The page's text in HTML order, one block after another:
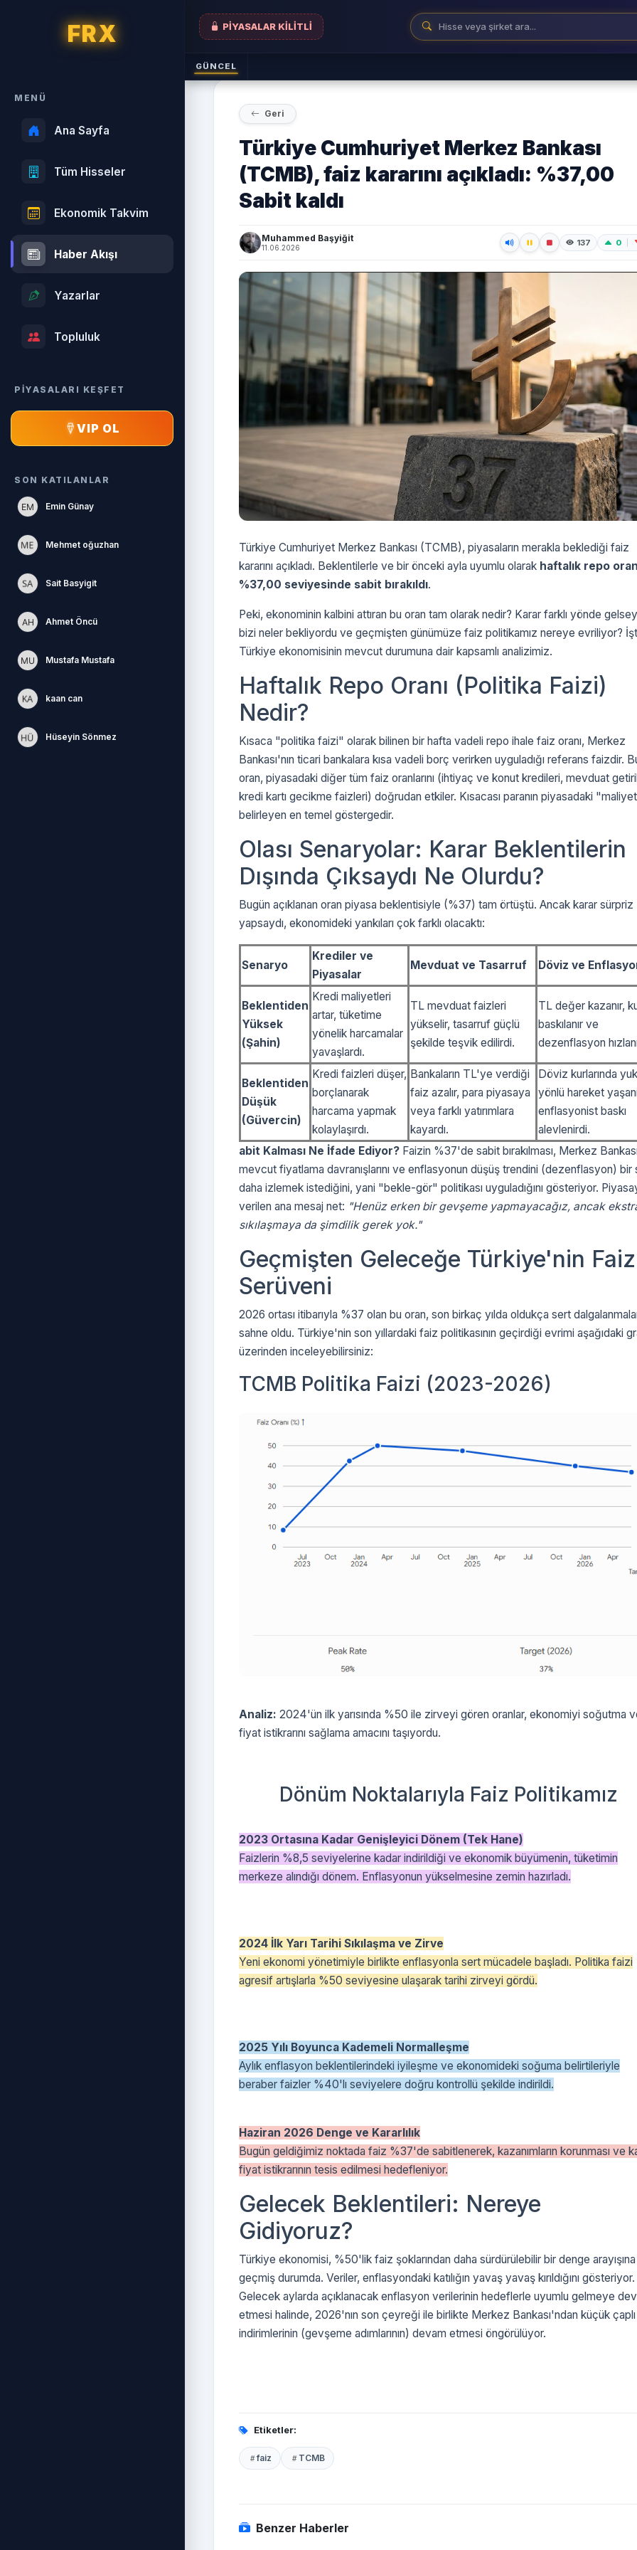
PİYASALAR KİLİTLİ
GÜNCEL
FRX
MENÜ
Ana Sayfa
Tüm Hisseler
Ekonomik Takvim
Haber Akışı
Yazarlar
Topluluk
PİYASALARI KEŞFET
VIP OL
SON KATILANLAR
Emin Günay
Mehmet oğuzhan
Sait Basyigit
Ahmet Öncü
Mustafa Mustafa
kaan can
Hüseyin Sönmez
Geri
Türkiye Cumhuriyet Merkez Bankası
(TCMB), faiz kararını açıkladı: %37,00
Sabit kaldı
Muhammed Başyiğit
11.06.2026 137 0
Türkiye Cumhuriyet Merkez Bankası (TCMB), piyasaların merakla beklediği faiz
kararını açıkladı. Beklentilerle ve bir önceki ayla uyumlu olarak haftalık repo
%37,00 seviyesinde sabit bırakıldı.
Peki, ekonominin kalbini attıran bu oran tam olarak nedir? Karar farklı yönde
bizi neler bekliyordu ve geçmişten günümüze faiz politikamız nereye evriliyor?
Türkiye ekonomisinin mevcut durumuna dair kapsamlı analizimiz.
Haftalık Repo Oranı (Politika Faizi)
Nedir?
Kısaca "politika faizi" olarak bilinen bir hafta vadeli repo ihale faiz oranı, Merkez
Bankası'nın ticari bankalara kısa vadeli borç verirken uyguladığı referans faizdir.
oran, piyasadaki diğer tüm faiz oranlarını (ihtiyaç ve konut kredileri, mevduat
kredi kartı gecikme faizleri) doğrudan etkiler. Kısacası paranın piyasadaki
belirleyen en temel göstergedir.
Olası Senaryolar: Karar Beklentilerin
Dışında Çıksaydı Ne Olurdu?
Bugün açıklanan oran piyasa beklentisiyle (%37) tam örtüştü. Ancak karar sürpriz
yapsaydı, ekonomideki yankıları çok farklı olacaktı:
Senaryo
Krediler ve
Piyasalar
Mevduat ve Tasarruf Döviz ve
Beklentiden
Yüksek
(Şahin)
Kredi maliyetleri
artar, tüketime
yönelik harcamalar
yavaşlardı.
TL mevduat faizleri
yükselir, tasarruf güçlü
şekilde teşvik edilirdi.
TL değer kazanır,
baskılanır ve
dezenflasyon
Beklentiden
Düşük
(Güvercin)
Kredi faizleri düşer,
borçlanarak
harcama yapmak
kolaylaşırdı.
Bankaların TL'ye verdiği
faiz azalır, para piyasaya
veya farklı yatırımlara
kayardı.
Döviz kurlarında
yönlü hareket
enflasyonist baskı
alevlenirdi.
abit Kalması Ne İfade Ediyor? Faizin %37'de sabit bırakılması, Merkez
mevcut fiyatlama davranışlarını ve enflasyonun düşüş trendini (dezenflasyon) bir
daha izlemek istediğini, yani "bekle-gör" politikası uyguladığını gösteriyor.
verilen ana mesaj net: "Henüz erken bir gevşeme yapmayacağız, ancak
sıkılaşmaya da şimdilik gerek yok."
Geçmişten Geleceğe Türkiye'nin Faiz
Serüveni
2026 ortası itibarıyla %37 olan bu oran, son birkaç yılda oldukça sert
sahne oldu. Türkiye'nin son yıllardaki faiz politikasının geçirdiği evrimi aşağıdaki
üzerinden inceleyebilirsiniz:
TCMB Politika Faizi (2023-2026)
Analiz: 2024'ün ilk yarısında %50 ile zirveyi gören oranlar, ekonomiyi soğutma
fiyat istikrarını sağlama amacını taşıyordu.
Dönüm Noktalarıyla Faiz Politikamız
2023 Ortasına Kadar Genişleyici Dönem (Tek Hane)
Faizlerin %8,5 seviyelerine kadar indirildiği ve ekonomik büyümenin, tüketimin
merkeze alındığı dönem. Enflasyonun yükselmesine zemin hazırladı.
2024 İlk Yarı Tarihi Sıkılaşma ve Zirve
Yeni ekonomi yönetimiyle birlikte enflasyonla sert mücadele başladı. Politika faizi
agresif artışlarla %50 seviyesine ulaşarak tarihi zirveyi gördü.
2025 Yılı Boyunca Kademeli Normalleşme
Aylık enflasyon beklentilerindeki iyileşme ve ekonomideki soğuma belirtileriyle
beraber faizler %40'lı seviyelere doğru kontrollü şekilde indirildi.
Haziran 2026 Denge ve Kararlılık
Bugün geldiğimiz noktada faiz %37'de sabitlenerek, kazanımların korunması ve
fiyat istikrarının tesis edilmesi hedefleniyor.
Gelecek Beklentileri: Nereye
Gidiyoruz?
Türkiye ekonomisi, %50'lik faiz şoklarından daha sürdürülebilir bir denge arayışına
geçmiş durumda. Veriler, enflasyondaki katılığın yavaş yavaş kırıldığını gösteriyor.
Gelecek aylarda açıklanacak enflasyon verilerinin hedeflerle uyumlu gelmeye
etmesi halinde, 2026'nın son çeyreği ile birlikte Merkez Bankası'ndan küçük
indirimlerinin (gevşeme adımlarının) devam etmesi öngörülüyor.
Etiketler:
faiz TCMB
Benzer Haberler